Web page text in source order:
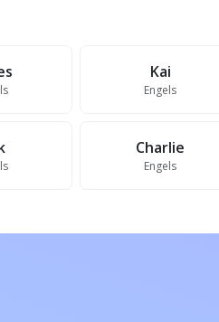
Kai
Engels
Charlie
Engels